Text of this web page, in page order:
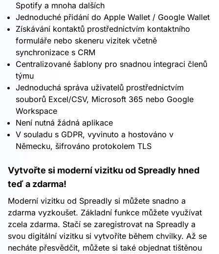
Spotify a mnoha dalších
Jednoduché přidání do Apple Wallet / Google Wallet
Získávání kontaktů prostřednictvím kontaktního
formuláře nebo skeneru vizitek včetně
synchronizace s CRM
Centralizované šablony pro snadnou integraci členů
týmu
Jednoduchá správa uživatelů prostřednictvím
souborů Excel/CSV, Microsoft 365 nebo Google
Workspace
Není nutná žádná aplikace
V souladu s GDPR, vyvinuto a hostováno v
Německu, šifrováno protokolem TLS
Vytvořte si moderní vizitku od Spreadly hned
teď a zdarma!
Moderní vizitku od Spreadly si můžete snadno a
zdarma vyzkoušet. Základní funkce můžete využívat
zcela zdarma. Stačí se zaregistrovat na Spreadly a
svou digitální vizitku si vytvoříte během chvilky. Až se
necháte přesvědčit, můžete si také objednat tištěnou